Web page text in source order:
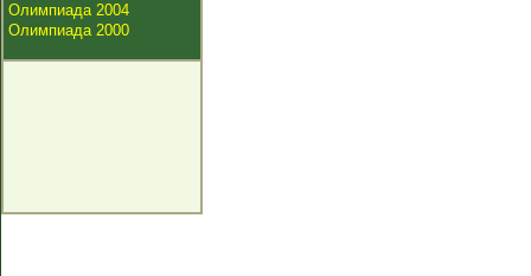
Олимпиада 2004
Олимпиада 2000